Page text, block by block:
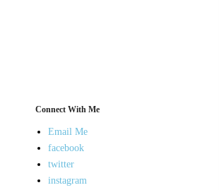
Connect With Me
Email Me
facebook
twitter
instagram